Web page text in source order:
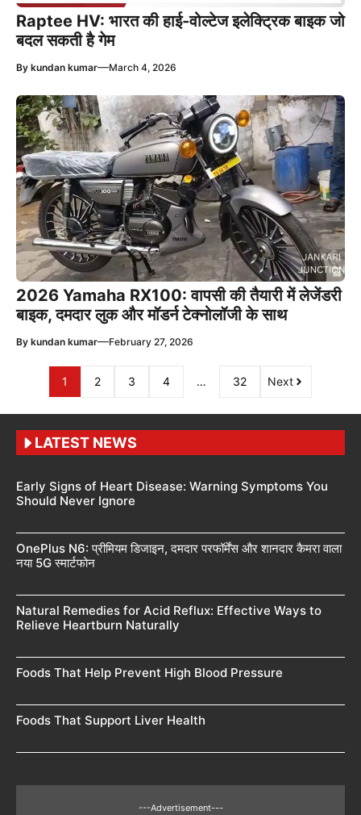
Raptee HV: भारत की हाई-वोल्टेज इलेक्ट्रिक बाइक जो
बदल सकती है गेम
By kundan kumar—March 4, 2026
2026 Yamaha RX100: वापसी की तैयारी में लेजेंडरी
बाइक, दमदार लुक और मॉडर्न टेक्नोलॉजी के साथ
By kundan kumar—February 27, 2026
1 2 3 4 … 32 Next
LATEST NEWS
Early Signs of Heart Disease: Warning Symptoms You
Should Never Ignore
OnePlus N6: प्रीमियम डिजाइन, दमदार परफॉर्मेंस और शानदार कैमरा वाला
नया 5G स्मार्टफोन
Natural Remedies for Acid Reflux: Effective Ways to
Relieve Heartburn Naturally
Foods That Help Prevent High Blood Pressure
Foods That Support Liver Health
---Advertisement---